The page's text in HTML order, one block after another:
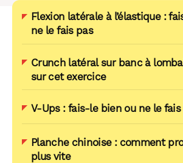
Flexion latérale à l’élastique :
ne le fais pas
Crunch latéral sur banc à
sur cet exercice
V-Ups : fais-le bien ou ne le fais
Planche chinoise : comment
plus vite